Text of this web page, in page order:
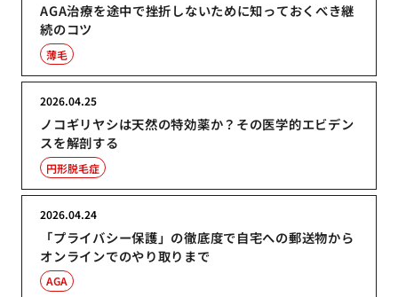
AGA治療を途中で挫折しないために知っておくべき継
続のコツ
薄毛
ノコギリヤシは天然の特効薬か？その医学的エビデン
スを解剖する
2026.04.25
円形脱毛症
「プライバシー保護」の徹底度で自宅への郵送物から
オンラインでのやり取りまで
2026.04.24
AGA